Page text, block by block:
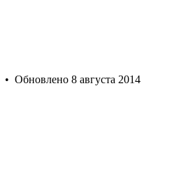
• Обновлено 8 августа 2014